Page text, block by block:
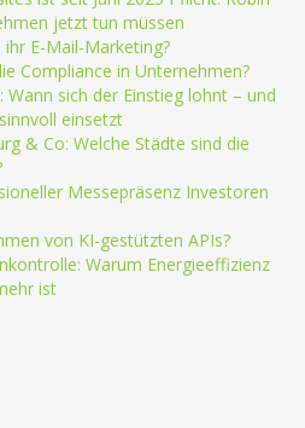
jetzt tun müssen
E-Mail-Marketing?
Compliance in Unternehmen?
sich der Einstieg lohnt – und
einsetzt
& Co: Welche Städte sind die
Messepräsenz Investoren
von KI-gestützten APIs?
Warum Energieeffizienz
ist